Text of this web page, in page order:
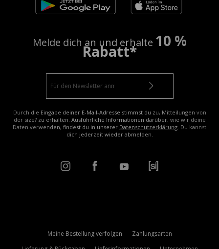
Melde dich an und erhalte 10 %
Rabatt*
Durch die Eingabe deiner E-Mail-Adresse stimmst du zu, Mitteilungen von
der size? zu erhalten. Ausführliche Informationen darüber, wie wir deine
Daten verwenden, findest du in unserer Datenschutzerklärung . Du kannst
dich jederzeit wieder abmelden.
Meine Bestellung verfolgen
Zahlungsarten